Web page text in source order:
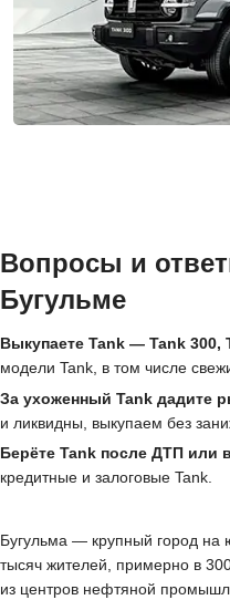
Вопросы и
Бугульме
Выкупаете Tank — Tank 300,
модели Tank, в том числе
За ухоженный Tank дадите
и ликвидны, выкупаем без
Берёте Tank после ДТП или
кредитные и залоговые Tank.
Бугульма — крупный город на
тысяч жителей, примерно в
из центров нефтяной